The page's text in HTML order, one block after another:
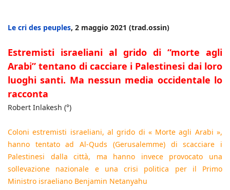
Le cri des peuples, 2 maggio 2021 (trad.ossin)
Estremisti israeliani al grido di “morte agli
Arabi” tentano di cacciare i Palestinesi dai loro
luoghi santi. Ma nessun media occidentale lo
racconta
Robert Inlakesh (°)
Coloni estremisti israeliani, al grido di « Morte agli Arabi »,
hanno tentato ad Al-Quds (Gerusalemme) di scacciare i
Palestinesi dalla città, ma hanno invece provocato una
sollevazione nazionale e una crisi politica per il Primo
Ministro israeliano Benjamin Netanyahu